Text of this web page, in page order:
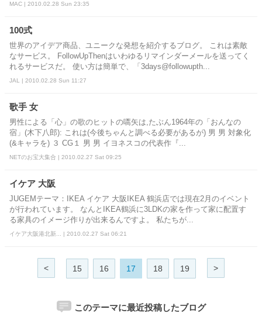
MAC | 2010.02.28 Sun 23:35
100式
世界のアイデア商品、ユニークな発想を紹介するブログ。 これは素敵
なサービス。 FollowUpThenはいわゆるリマインダーメールを送ってく
れるサービスだ。 使い方は簡単で、「3days@followupth...
JAL | 2010.02.28 Sun 11:27
歌手 女
男性による「心」の歌のヒットの嚆矢は,たぶん1964年の「おんなの
宿」(木下八郎): これは(今後ちゃんと調べる必要があるが) 男 男 対象化
(&キャラを) ３ CG１ 男 男 イヨネスコの代表作『...
NETのお宝大集合 | 2010.02.27 Sat 09:25
イケア 大阪
JUGEMテーマ：IKEA イケア 大阪IKEA 鶴浜店では現在2月のイベント
が行われています。 なんとIKEA鶴浜に3LDKの家を作って家に配置す
る家具のイメージ作りが出来るんですよ。 私たちが...
イケア大阪港北新... | 2010.02.27 Sat 06:21
< 15 16 17 18 19 >
このテーマに最近投稿したブログ